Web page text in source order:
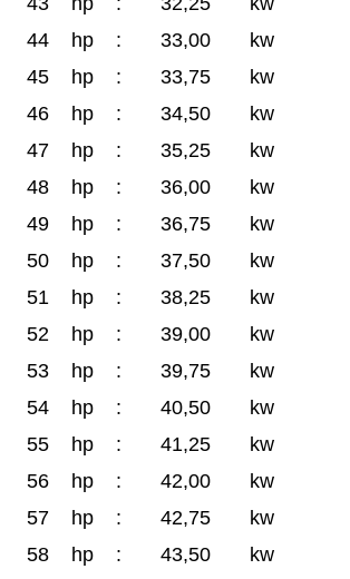
44
hp : 33,00
kw
45
hp : 33,75
kw
46
hp : 34,50
kw
47
hp : 35,25
kw
48
hp : 36,00
kw
49
hp : 36,75
kw
50
hp : 37,50
kw
51
hp : 38,25
kw
52
hp : 39,00
kw
53
hp : 39,75
kw
54
hp : 40,50
kw
55
hp : 41,25
kw
56
hp : 42,00
kw
57
hp : 42,75
kw
58
hp : 43,50
kw